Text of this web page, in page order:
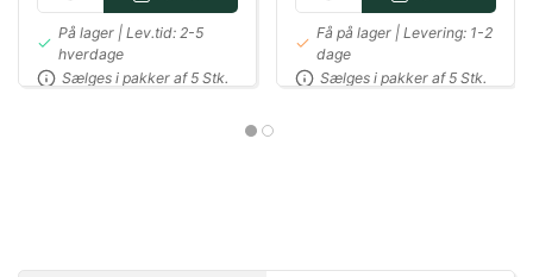
På lager | Lev.tid: 2-5
hverdage
Sælges i pakker af 5 Stk.
Få på lager | Levering: 1-2
dage
Sælges i pakker af 5 Stk.